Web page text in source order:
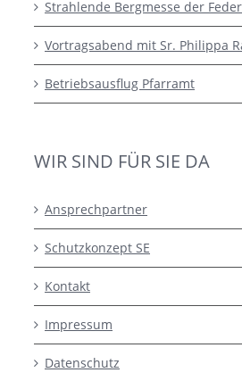
Strahlende Bergmesse der
Vortragsabend mit Sr. Philippa
Betriebsausflug Pfarramt
WIR SIND FÜR SIE DA
Ansprechpartner
Schutzkonzept SE
Kontakt
Impressum
Datenschutz